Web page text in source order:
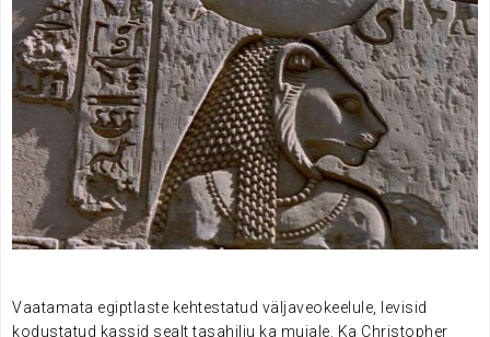
Vaatamata egiptlaste kehtestatud väljaveokeelule, levisid
kodustatud kassid sealt tasahilju ka mujale. Ka Christopher